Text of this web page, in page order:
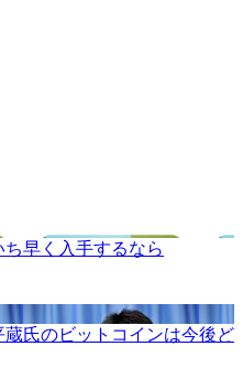
早く入手するなら
氏のビットコインは今後ど